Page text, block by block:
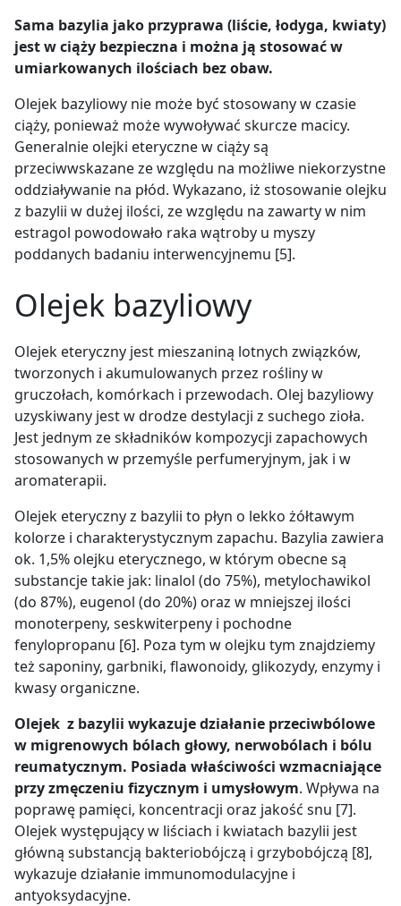
Sama bazylia jako przyprawa (liście, łodyga, kwiaty)
jest w ciąży bezpieczna i można ją stosować w
umiarkowanych ilościach bez obaw.
Olejek bazyliowy nie może być stosowany w czasie
ciąży, ponieważ może wywoływać skurcze macicy.
Generalnie olejki eteryczne w ciąży są
przeciwwskazane ze względu na możliwe niekorzystne
oddziaływanie na płód. Wykazano, iż stosowanie olejku
z bazylii w dużej ilości, ze względu na zawarty w nim
estragol powodowało raka wątroby u myszy
poddanych badaniu interwencyjnemu [5].
Olejek bazyliowy
Olejek eteryczny jest mieszaniną lotnych związków,
tworzonych i akumulowanych przez rośliny w
gruczołach, komórkach i przewodach. Olej bazyliowy
uzyskiwany jest w drodze destylacji z suchego zioła.
Jest jednym ze składników kompozycji zapachowych
stosowanych w przemyśle perfumeryjnym, jak i w
aromaterapii.
Olejek eteryczny z bazylii to płyn o lekko żółtawym
kolorze i charakterystycznym zapachu. Bazylia zawiera
ok. 1,5% olejku eterycznego, w którym obecne są
substancje takie jak: linalol (do 75%), metylochawikol
(do 87%), eugenol (do 20%) oraz w mniejszej ilości
monoterpeny, seskwiterpeny i pochodne
fenylopropanu [6]. Poza tym w olejku tym znajdziemy
też saponiny, garbniki, flawonoidy, glikozydy, enzymy i
kwasy organiczne.
Olejek z bazylii wykazuje działanie przeciwbólowe
w migrenowych bólach głowy, nerwobólach i bólu
reumatycznym. Posiada właściwości wzmacniające
przy zmęczeniu fizycznym i umysłowym. Wpływa na
poprawę pamięci, koncentracji oraz jakość snu [7].
Olejek występujący w liściach i kwiatach bazylii jest
główną substancją bakteriobójczą i grzybobójczą [8],
wykazuje działanie immunomodulacyjne i
antyoksydacyjne.